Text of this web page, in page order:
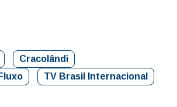
Cracolândi
TV Brasil Internacional